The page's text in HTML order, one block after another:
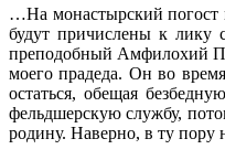
…На монастырский погост
будут причислены к лику
преподобный Амфилохий
моего прадеда. Он во
остаться, обещая
фельдшерскую службу,
родину. Наверно, в ту пору